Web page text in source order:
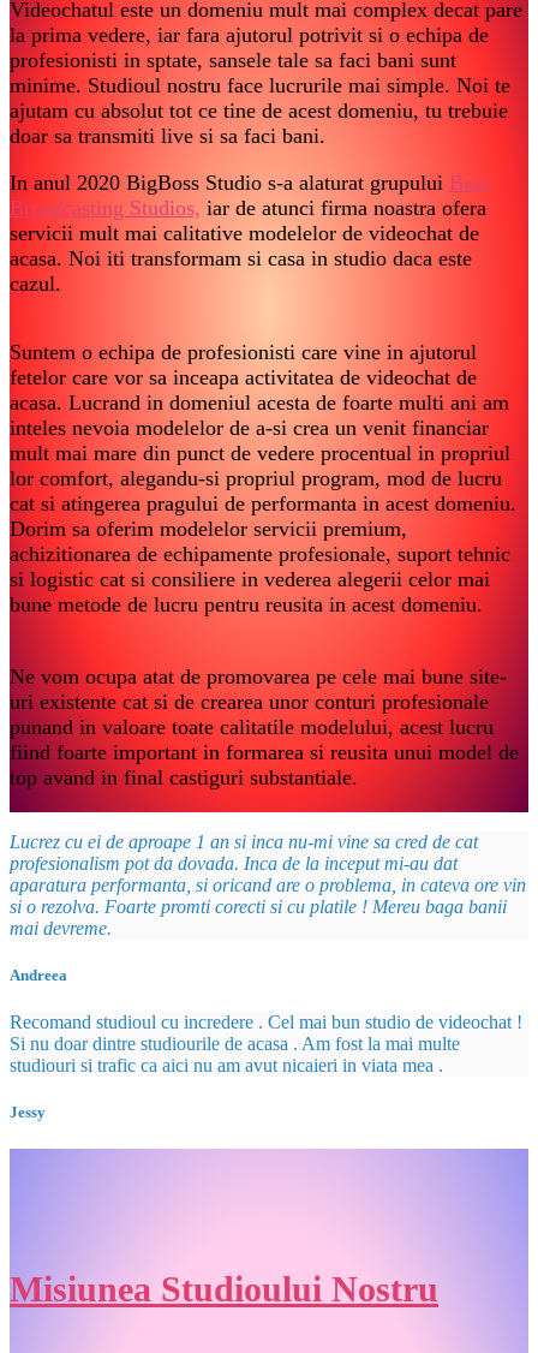
Videochatul este un domeniu mult mai complex decat pare
la prima vedere, iar fara ajutorul potrivit si o echipa de
profesionisti in sptate, sansele tale sa faci bani sunt
minime. Studioul nostru face lucrurile mai simple. Noi te
ajutam cu absolut tot ce tine de acest domeniu, tu trebuie
doar sa transmiti live si sa faci bani.
In anul 2020 BigBoss Studio s-a alaturat grupului Best
Broadcasting Studios, iar de atunci firma noastra ofera
servicii mult mai calitative modelelor de videochat de
acasa. Noi iti transformam si casa in studio daca este
cazul.
Suntem o echipa de profesionisti care vine in ajutorul
fetelor care vor sa inceapa activitatea de videochat de
acasa. Lucrand in domeniul acesta de foarte multi ani am
inteles nevoia modelelor de a-si crea un venit financiar
mult mai mare din punct de vedere procentual in propriul
lor comfort, alegandu-si propriul program, mod de lucru
cat si atingerea pragului de performanta in acest domeniu.
Dorim sa oferim modelelor servicii premium,
achizitionarea de echipamente profesionale, suport tehnic
si logistic cat si consiliere in vederea alegerii celor mai
bune metode de lucru pentru reusita in acest domeniu.
Ne vom ocupa atat de promovarea pe cele mai bune site-
uri existente cat si de crearea unor conturi profesionale
punand in valoare toate calitatile modelului, acest lucru
fiind foarte important in formarea si reusita unui model de
top avand in final castiguri substantiale.
Lucrez cu ei de aproape 1 an si inca nu-mi vine sa cred de cat
profesionalism pot da dovada. Inca de la inceput mi-au dat
aparatura performanta, si oricand are o problema, in cateva ore vin
si o rezolva. Foarte promti corecti si cu platile ! Mereu baga banii
mai devreme.
Andreea
Recomand studioul cu incredere . Cel mai bun studio de videochat !
Si nu doar dintre studiourile de acasa . Am fost la mai multe
studiouri si trafic ca aici nu am avut nicaieri in viata mea .
Jessy
Misiunea Studioului Nostru